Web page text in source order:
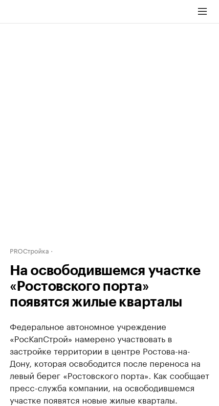
PROСтройка
На освободившемся участке
«Ростовского порта»
появятся жилые кварталы
Федеральное автономное учреждение
«РосКапСтрой» намерено участвовать в
застройке территории в центре Ростова-на-
Дону, которая освободится после переноса на
левый берег «Ростовского порта». Как сообщает
пресс-служба компании, на освободившемся
участке появятся новые жилые кварталы.